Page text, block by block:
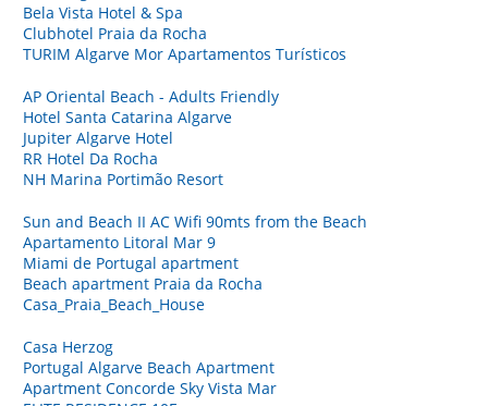
Bela Vista Hotel & Spa
Clubhotel Praia da Rocha
TURIM Algarve Mor Apartamentos Turísticos
AP Oriental Beach - Adults Friendly
Hotel Santa Catarina Algarve
Jupiter Algarve Hotel
RR Hotel Da Rocha
NH Marina Portimão Resort
Sun and Beach II AC Wifi 90mts from the Beach
Apartamento Litoral Mar 9
Miami de Portugal apartment
Beach apartment Praia da Rocha
Casa_Praia_Beach_House
Casa Herzog
Portugal Algarve Beach Apartment
Apartment Concorde Sky Vista Mar